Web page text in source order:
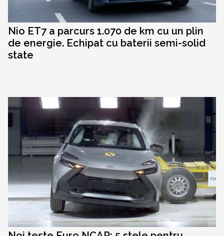
Nio ET7 a parcurs 1.070 de km cu un plin
de energie. Echipat cu baterii semi-solid
state